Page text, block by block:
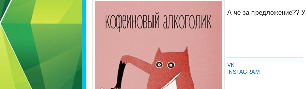
А че за предложение??
VK
INSTAGRAM